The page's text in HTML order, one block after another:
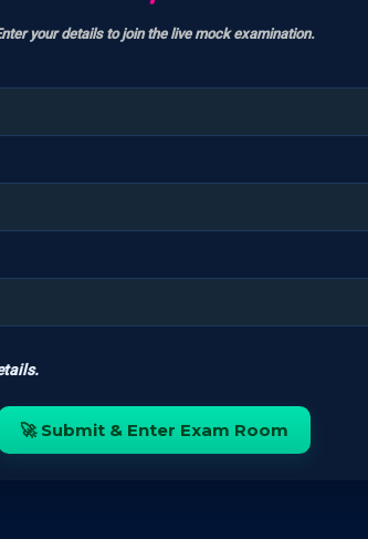
your details to join the live mock examination.
🚀 Submit & Enter Exam Room